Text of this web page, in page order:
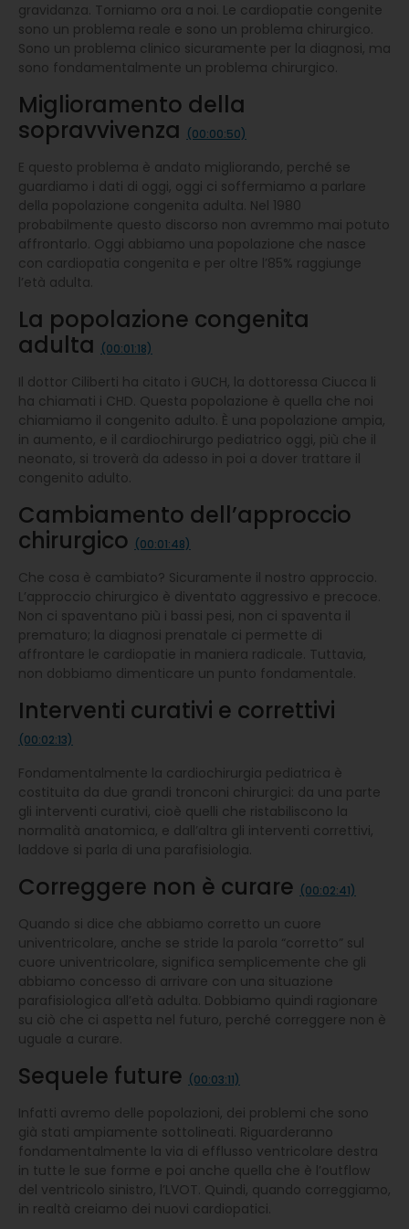
gravidanza. Torniamo ora a noi. Le cardiopatie congenite
sono un problema reale e sono un problema chirurgico.
Sono un problema clinico sicuramente per la diagnosi, ma
sono fondamentalmente un problema chirurgico.
Miglioramento della
sopravvivenza (00:00:50)
E questo problema è andato migliorando, perché se
guardiamo i dati di oggi, oggi ci soffermiamo a parlare
della popolazione congenita adulta. Nel 1980
probabilmente questo discorso non avremmo mai potuto
affrontarlo. Oggi abbiamo una popolazione che nasce
con cardiopatia congenita e per oltre l’85% raggiunge
l’età adulta.
La popolazione congenita
adulta (00:01:18)
Il dottor Ciliberti ha citato i GUCH, la dottoressa Ciucca li
ha chiamati i CHD. Questa popolazione è quella che noi
chiamiamo il congenito adulto. È una popolazione ampia,
in aumento, e il cardiochirurgo pediatrico oggi, più che il
neonato, si troverà da adesso in poi a dover trattare il
congenito adulto.
Cambiamento dell’approccio
chirurgico (00:01:48)
Che cosa è cambiato? Sicuramente il nostro approccio.
L’approccio chirurgico è diventato aggressivo e precoce.
Non ci spaventano più i bassi pesi, non ci spaventa il
prematuro; la diagnosi prenatale ci permette di
affrontare le cardiopatie in maniera radicale. Tuttavia,
non dobbiamo dimenticare un punto fondamentale.
Interventi curativi e correttivi
(00:02:13)
Fondamentalmente la cardiochirurgia pediatrica è
costituita da due grandi tronconi chirurgici: da una parte
gli interventi curativi, cioè quelli che ristabiliscono la
normalità anatomica, e dall’altra gli interventi correttivi,
laddove si parla di una parafisiologia.
Correggere non è curare (00:02:41)
Quando si dice che abbiamo corretto un cuore
univentricolare, anche se stride la parola “corretto” sul
cuore univentricolare, significa semplicemente che gli
abbiamo concesso di arrivare con una situazione
parafisiologica all’età adulta. Dobbiamo quindi ragionare
su ciò che ci aspetta nel futuro, perché correggere non è
uguale a curare.
Sequele future (00:03:11)
Infatti avremo delle popolazioni, dei problemi che sono
già stati ampiamente sottolineati. Riguarderanno
fondamentalmente la via di efflusso ventricolare destra
in tutte le sue forme e poi anche quella che è l’outflow
del ventricolo sinistro, l’LVOT. Quindi, quando correggiamo,
in realtà creiamo dei nuovi cardiopatici.